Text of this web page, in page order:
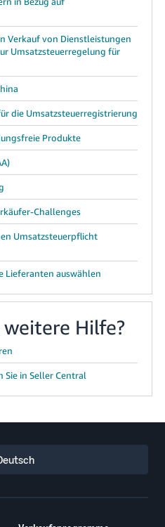
Verkauf von Dienstleistungen
Umsatzsteuerregelung für
die Umsatzsteuerregistrierung
Produkte
Challenges
Umsatzsteuerpflicht
Lieferanten auswählen
Hilfe?
in Seller Central